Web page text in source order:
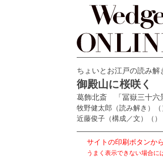
ちょいとお江戸の読み
御殿山に桜咲く
葛飾北斎 「冨嶽三十六
牧野健太郎（読み解き）
（
近藤俊子（構成／文）
（）
サイトの印刷ボタンか
うまく表示できない場合に